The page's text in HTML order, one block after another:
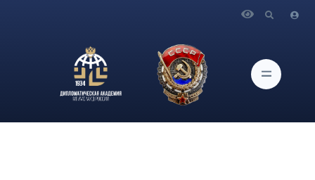
главное событие этого года — Студенческая премия
общественного признания «Лидер Года» 2023